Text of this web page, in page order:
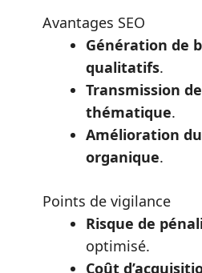
Avantages SEO
Génération de
qualitatifs.
Transmission
thématique.
Amélioration
organique.
Points de vigilance
Risque de
optimisé.
Coût